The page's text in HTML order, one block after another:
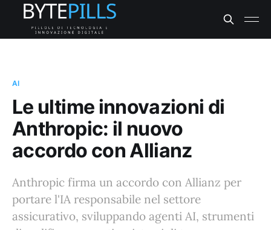
AI
Le ultime innovazioni di
Anthropic: il nuovo
accordo con Allianz
Anthropic firma un accordo con Allianz per
portare l'IA responsabile nel settore
assicurativo, sviluppando agenti AI, strumenti